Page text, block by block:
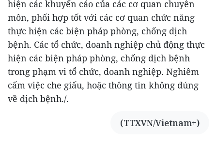
hiện các khuyến cáo của các cơ quan chuyên
môn, phối hợp tốt với các cơ quan chức năng
thực hiện các biện pháp phòng, chống dịch
bệnh. Các tổ chức, doanh nghiệp chủ động thực
hiện các biện pháp phòng, chống dịch bệnh
trong phạm vi tổ chức, doanh nghiệp. Nghiêm
cấm việc che giấu, hoặc thông tin không đúng
về dịch bệnh./.
(TTXVN/Vietnam+)